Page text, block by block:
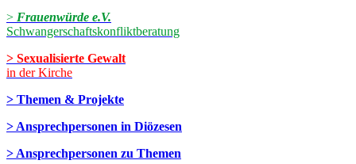
> Frauenwürde e.V.
Schwangerschaftskonfliktberatung
> Sexualisierte Gewalt
in der Kirche
> Themen & Projekte
> Ansprechpersonen in Diözesen
> Ansprechpersonen zu Themen